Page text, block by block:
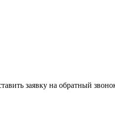
заявку на обратный